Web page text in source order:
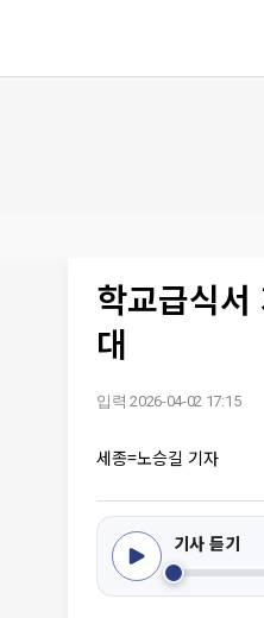
학교급식
대
입력 2026-04-02 17:15
세종=노승길 기자
기사 듣기